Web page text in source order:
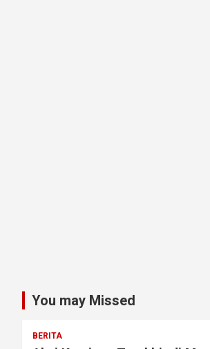
You may Missed
BERITA